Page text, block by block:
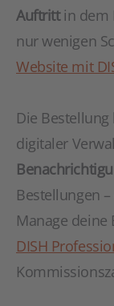
Auftrittin dem
nur wenigen
Website mit
Die
digitaler
Bestellungen
Manage deine
DISH